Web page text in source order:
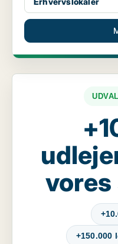
+150.000